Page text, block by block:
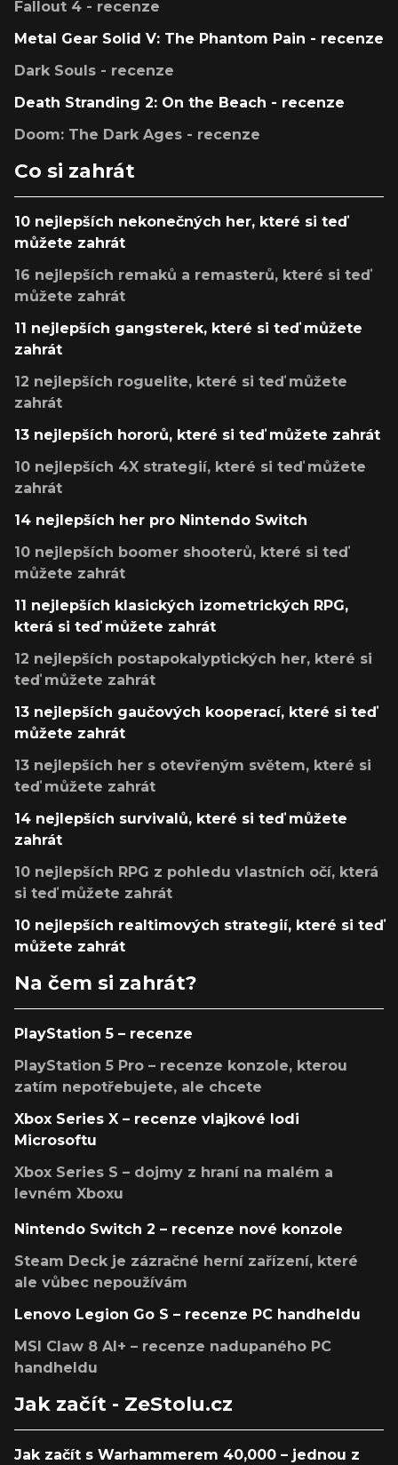
Fallout 4 - recenze
Metal Gear Solid V: The Phantom Pain - recenze
Dark Souls - recenze
Death Stranding 2: On the Beach - recenze
Doom: The Dark Ages - recenze
Co si zahrát
10 nejlepších nekonečných her, které si teď
můžete zahrát
16 nejlepších remaků a remasterů, které si teď
můžete zahrát
11 nejlepších gangsterek, které si teď můžete
zahrát
12 nejlepších roguelite, které si teď můžete
zahrát
13 nejlepších hororů, které si teď můžete zahrát
10 nejlepších 4X strategií, které si teď můžete
zahrát
14 nejlepších her pro Nintendo Switch
10 nejlepších boomer shooterů, které si teď
můžete zahrát
11 nejlepších klasických izometrických RPG,
která si teď můžete zahrát
12 nejlepších postapokalyptických her, které si
teď můžete zahrát
13 nejlepších gaučových kooperací, které si teď
můžete zahrát
13 nejlepších her s otevřeným světem, které si
teď můžete zahrát
14 nejlepších survivalů, které si teď můžete
zahrát
10 nejlepších RPG z pohledu vlastních očí, která
si teď můžete zahrát
10 nejlepších realtimových strategií, které si teď
můžete zahrát
Na čem si zahrát?
PlayStation 5 – recenze
PlayStation 5 Pro – recenze konzole, kterou
zatím nepotřebujete, ale chcete
Xbox Series X – recenze vlajkové lodi
Microsoftu
Xbox Series S – dojmy z hraní na malém a
levném Xboxu
Nintendo Switch 2 – recenze nové konzole
Steam Deck je zázračné herní zařízení, které
ale vůbec nepoužívám
Lenovo Legion Go S – recenze PC handheldu
MSI Claw 8 AI+ – recenze nadupaného PC
handheldu
Jak začít - ZeStolu.cz
Jak začít s Warhammerem 40,000 – jednou z